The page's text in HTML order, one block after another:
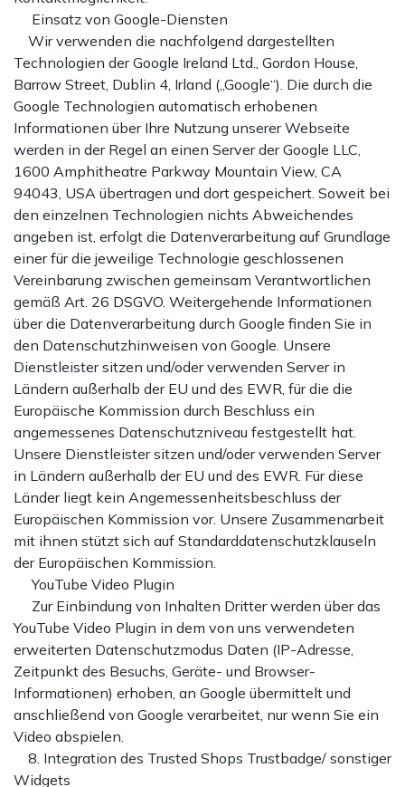
Einsatz von Google-Diensten
Wir verwenden die nachfolgend dargestellten
Technologien der Google Ireland Ltd., Gordon House,
Barrow Street, Dublin 4, Irland („Google“). Die durch die
Google Technologien automatisch erhobenen
Informationen über Ihre Nutzung unserer Webseite
werden in der Regel an einen Server der Google LLC,
1600 Amphitheatre Parkway Mountain View, CA
94043, USA übertragen und dort gespeichert. Soweit bei
den einzelnen Technologien nichts Abweichendes
angeben ist, erfolgt die Datenverarbeitung auf Grundlage
einer für die jeweilige Technologie geschlossenen
Vereinbarung zwischen gemeinsam Verantwortlichen
gemäß Art. 26 DSGVO. Weitergehende Informationen
über die Datenverarbeitung durch Google finden Sie in
den Datenschutzhinweisen von Google. Unsere
Dienstleister sitzen und/oder verwenden Server in
Ländern außerhalb der EU und des EWR, für die die
Europäische Kommission durch Beschluss ein
angemessenes Datenschutzniveau festgestellt hat.
Unsere Dienstleister sitzen und/oder verwenden Server
in Ländern außerhalb der EU und des EWR. Für diese
Länder liegt kein Angemessenheitsbeschluss der
Europäischen Kommission vor. Unsere Zusammenarbeit
mit ihnen stützt sich auf Standarddatenschutzklauseln
der Europäischen Kommission.
YouTube Video Plugin
Zur Einbindung von Inhalten Dritter werden über das
YouTube Video Plugin in dem von uns verwendeten
erweiterten Datenschutzmodus Daten (IP-Adresse,
Zeitpunkt des Besuchs, Geräte- und Browser-
Informationen) erhoben, an Google übermittelt und
anschließend von Google verarbeitet, nur wenn Sie ein
Video abspielen.
8. Integration des Trusted Shops Trustbadge/ sonstiger
Widgets